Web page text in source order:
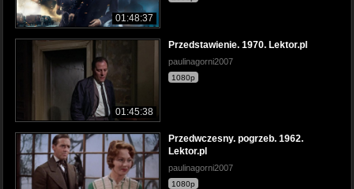
01:48:37
01:45:38
Przedstawienie. 1970. Lektor.pl
paulinagorni2007
1080p
Przedwczesny. pogrzeb. 1962.
Lektor.pl
paulinagorni2007
1080p